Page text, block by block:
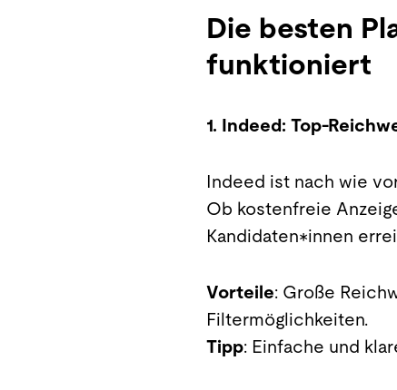
Die besten
funktioniert
1. Indeed: Top-
Indeed ist nach wie
Ob kostenfreie
Kandidaten*innen
Vorteile: Große
Filtermöglichkeiten.
Tipp: Einfache und